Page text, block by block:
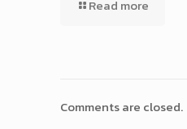
Read more
Comments are closed.